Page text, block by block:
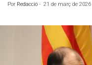
Por Redacció - 21 de març de 2026